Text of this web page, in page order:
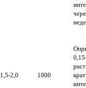
1,5-2,0 1000